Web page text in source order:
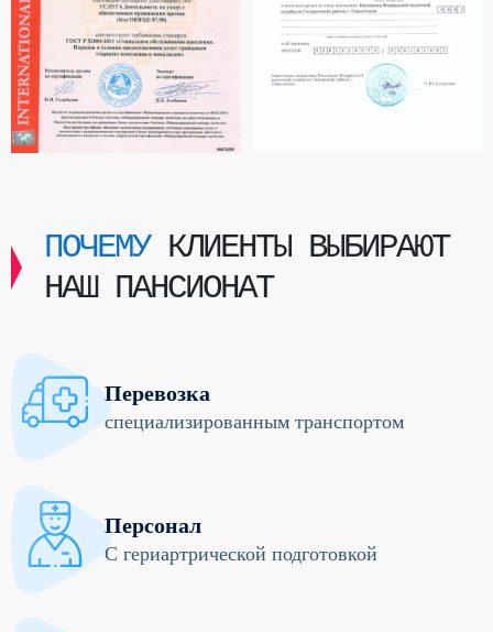
ПОЧЕМУКЛИЕНТЫ ВЫБИРАЮТ
НАШ ПАНСИОНАТ
Перевозка
специализированным транспортом
Персонал
С гериартрической подготовкой